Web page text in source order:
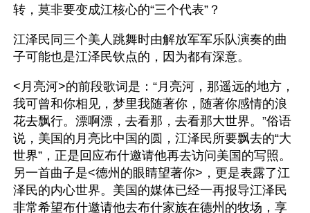
转，莫非要变成江核心的“三个代表”？
江泽民同三个美人跳舞时由解放军军乐队演奏的曲
子可能也是江泽民钦点的，因为都有深意。
<月亮河>的前段歌词是：“月亮河，那遥远的地方，
我可曾和你相见，梦里我随著你，随著你感情的浪
花去飘行。漂啊漂，去看那，去看那大世界。”俗语
说，美国的月亮比中国的圆，江泽民所要飘去的“大
世界”，正是回应布什邀请他再去访问美国的写照。
另一首曲子是<德州的眼睛望著你>，更是表露了江
泽民的内心世界。美国的媒体已经一再报导江泽民
非常希望布什邀请他去布什家族在德州的牧场，享